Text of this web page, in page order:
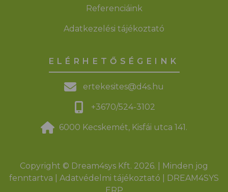
Referenciáink
Adatkezelési tájékoztató
ELÉRHETŐSÉGEINK
ertekesites@d4s.hu
+3670/524-3102
6000 Kecskemét, Kisfái utca 141.
Copyright © Dream4sys Kft. 2026. | Minden jog
fenntartva | Adatvédelmi tájékoztató
DREAM4SYS